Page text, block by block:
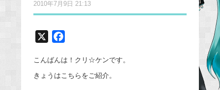
2010年7月9日 21:13
c
e
こんばんは！クリ☆ケンです。
きょうはこちらをご紹介。